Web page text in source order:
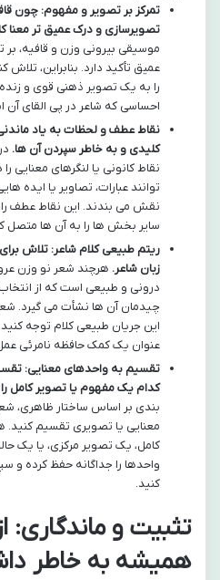
تمرکز بر تصویر و مفهوم: چون
تصویرسازی و درک عمیق تر معنا
موسیقی بیرونی وزن و قافیه،
عمیق تأکید دارد. بنابراین،
را به یک تصویر ذهنی قوی و
احساسی که شاعر در پی القای آن
نقاط عطف و لحظات به یاد
کلیدی و به خاطر سپردن آن ها.
نقاط کانونی یا لنگرهای معنایی
توانند عبارات، تصاویر یا
نقش می بندند. این نقاط عطف
سایر بخش ها را به آن ها متصل
ریتم طبیعی کلام شاعر: تلاش
زبان شاعر. هرچند شعر نو وزن
درونی و طبیعی است که از
چیدمان آن ها نشأت می گیرد.
این جریان طبیعی کلام توجه
عنوان یک کمک حافظه نامرئی
تقسیم به واحدهای معنایی:
کدام یک مفهوم یا تصویر کامل
بندی بر اساس ساختار ظاهری،
معنایی یا تصویری تقسیم
کامل، یک تصویر مرکزی، یا یک
واحدها را جداگانه حفظ کرده و
کنید.
تثبیت و ماندگاری:
همیشه به خاطر